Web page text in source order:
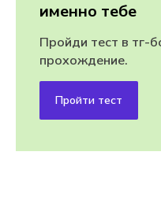
именно тебе
Пройди тест в тг-
прохождение.
Пройти тест